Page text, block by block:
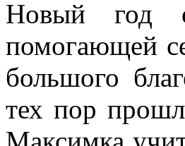
Новый год
помогающей
большого
тех пор